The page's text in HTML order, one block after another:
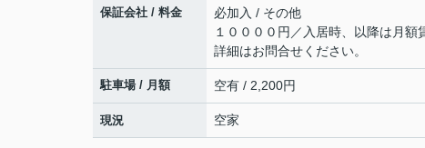
保証会社 / 料金
必加入 / その他
１００００円／入居時、以降は月
詳細はお問合せください。
駐車場 / 月額 空有 / 2,200円
現況 空家